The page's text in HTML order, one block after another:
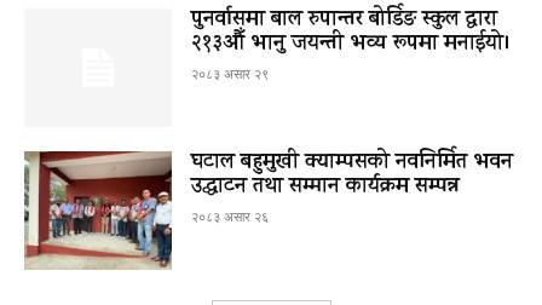
पुनर्वासमा बाल रुपान्तर बोर्डिङ स्कुल द्धारा
२१३औँ भानु जयन्ती भव्य रूपमा मनाईयो।
२०८३ असार २९
घटाल बहुमुखी क्याम्पसको नवनिर्मित भवन
उद्घाटन तथा सम्मान कार्यक्रम सम्पन्न
२०८३ असार २६